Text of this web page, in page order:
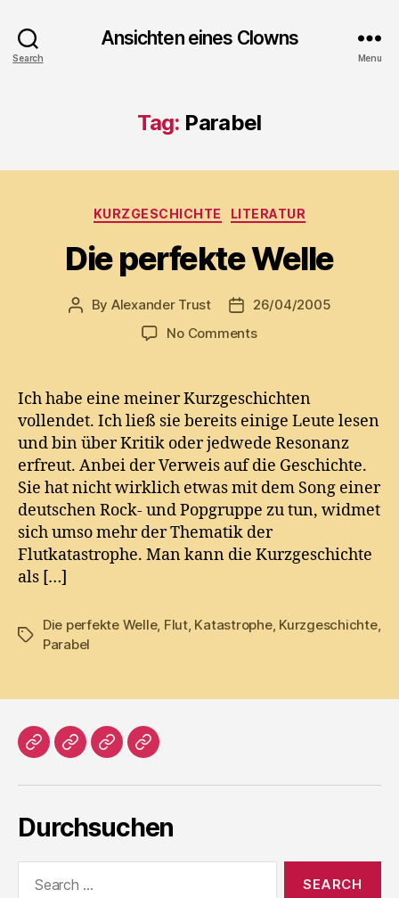
Search
Ansichten eines Clowns
Menu
Tag: Parabel
Categories
KURZGESCHICHTE LITERATUR
Die perfekte Welle
Post
By Alexander Trust
Post26/04/2005
No Commentson
Welle
Ich habe eine meiner Kurzgeschichten
vollendet. Ich ließ sie bereits einige Leute lesen
und bin über Kritik oder jedwede Resonanz
erfreut. Anbei der Verweis auf die Geschichte.
Sie hat nicht wirklich etwas mit dem Song einer
deutschen Rock- und Popgruppe zu tun, widmet
sich umso mehr der Thematik der
Flutkatastrophe. Man kann die Kurzgeschichte
als […]
Tags
Die perfekte Welle, Flut, Katastrophe, Kurzgeschichte,
Parabel
HomeLiteratur
ProsaImpressum
Durchsuchen